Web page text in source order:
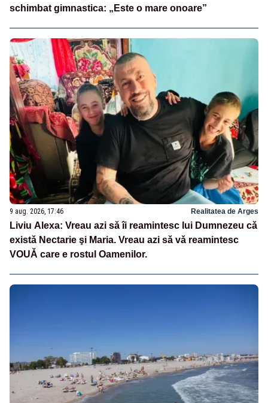
schimbat gimnastica: „Este o mare onoare”
9 aug. 2026, 17:46 Realitatea de Arges
Liviu Alexa: Vreau azi sǎ îi reamintesc lui Dumnezeu cǎ
existǎ Nectarie şi Maria. Vreau azi sǎ vǎ reamintesc
VOUǍ care e rostul Oamenilor.